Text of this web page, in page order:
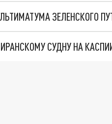
СУДНУ НА